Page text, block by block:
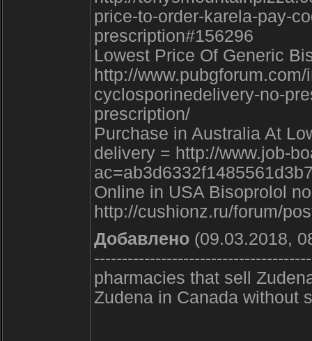
price-to-order-karela-pay-
prescription#156296
Lowest Price Of Generic
http://
cyclosporinedelivery-no-
prescription/
Purchase in Australia At
delivery = http://www.job-
Online in USA Bisoprolol
http://cushionz.ru/forum/
Добавлено (09.03.2018,
pharmacies that sell
Zudena in Canada without